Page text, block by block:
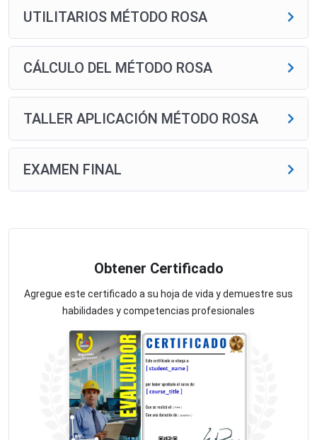
UTILITARIOS MÉTODO ROSA
CÁLCULO DEL MÉTODO ROSA
TALLER APLICACIÓN MÉTODO ROSA
EXAMEN FINAL
Obtener Certificado
Agregue este certificado a su hoja de vida y demuestre sus
habilidades y competencias profesionales